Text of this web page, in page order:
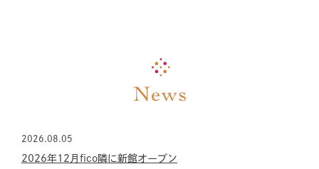
2026.08.05
2026年12月fico隣に新館オープン